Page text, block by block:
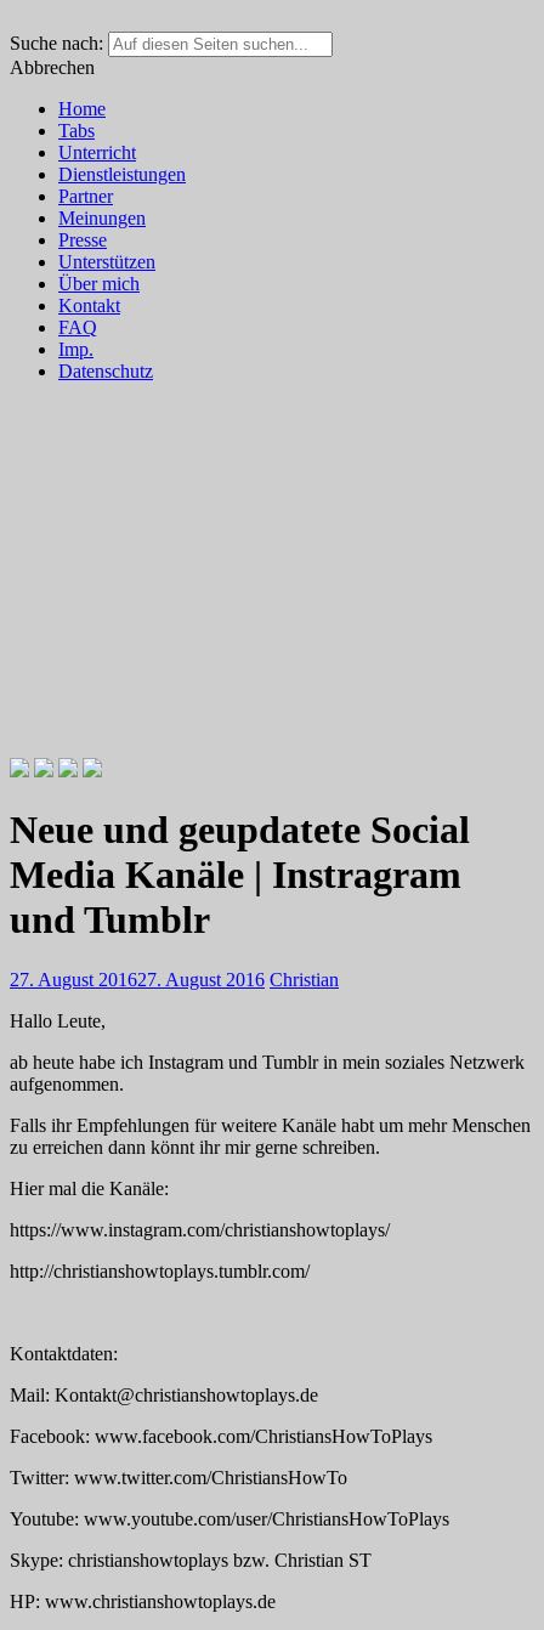
Suche nach:
Abbrechen
Home
Tabs
Unterricht
Dienstleistungen
Partner
Meinungen
Presse
Unterstützen
Über mich
Kontakt
FAQ
Imp.
Datenschutz
Willkommen zu Christians How
To Plays
Neue und geupdatete Social
Media Kanäle | Instragram
und Tumblr
27. August 201627. August 2016 Christian
Hallo Leute,
ab heute habe ich Instagram und Tumblr in mein soziales Netzwerk
aufgenommen.
Falls ihr Empfehlungen für weitere Kanäle habt um mehr Menschen
zu erreichen dann könnt ihr mir gerne schreiben.
Hier mal die Kanäle:
https://www.instagram.com/christianshowtoplays/
http://christianshowtoplays.tumblr.com/
Kontaktdaten:
Mail: Kontakt@christianshowtoplays.de
Facebook: www.facebook.com/ChristiansHowToPlays
Twitter: www.twitter.com/ChristiansHowTo
Youtube: www.youtube.com/user/ChristiansHowToPlays
Skype: christianshowtoplays bzw. Christian ST
HP: www.christianshowtoplays.de